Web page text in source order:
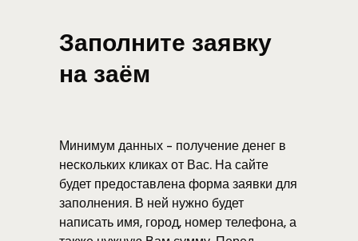
Минимум данных - получение денег в
нескольких кликах от Вас. На сайте
будет предоставлена форма заявки для
заполнения. В ней нужно будет
написать имя, город, номер телефона, а
Заполните заявку
на заём